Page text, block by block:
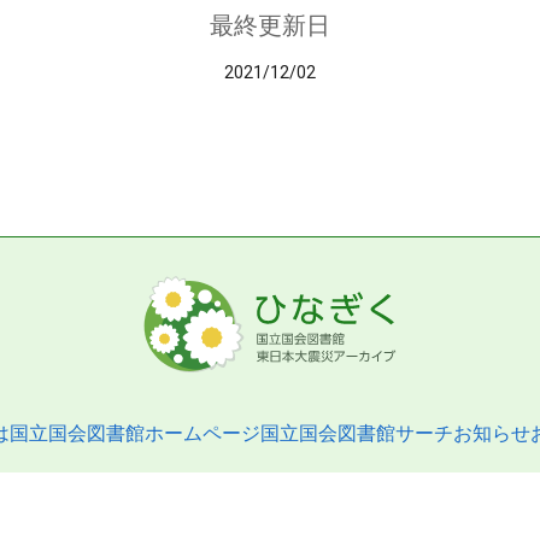
最終更新日
2021/12/02
国立国会図書館ホームページ国立国会図書館サーチお知らせ